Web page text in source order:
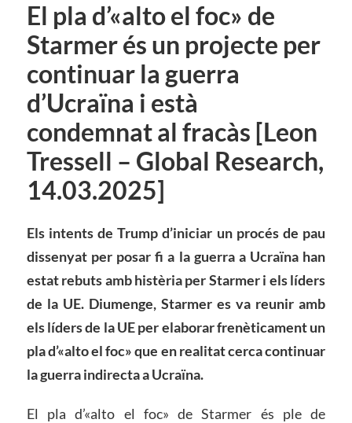
El pla d’«alto el foc» de
Starmer és un projecte per
continuar la guerra
d’Ucraïna i està
condemnat al fracàs [Leon
Tressell – Global Research,
14.03.2025]
Els intents de Trump d’iniciar un procés de pau
dissenyat per posar fi a la guerra a Ucraïna han
estat rebuts amb histèria per Starmer i els líders
de la UE. Diumenge, Starmer es va reunir amb
els líders de la UE per elaborar frenèticament un
pla d’«alto el foc» que en realitat cerca continuar
la guerra indirecta a Ucraïna.
El pla d’«alto el foc» de Starmer és ple de